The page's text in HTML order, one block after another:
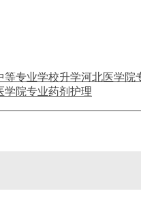
等专业学校升学河北医学院
学院专业药剂 护理